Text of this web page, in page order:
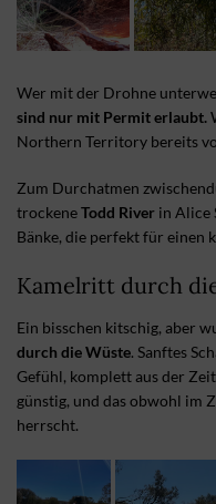
Wer mit der Drohne
sind nur mit Permit erlaubt.
Northern Territory bereits
Zum Durchatmen
trockeneTodd River in Alice
Bänke, die perfekt für einen
Kamelritt durch
Ein bisschen kitschig, aber
durch die Wüste. Sanftes
Gefühl, komplett aus der
günstig, und das obwohl im
herrscht.